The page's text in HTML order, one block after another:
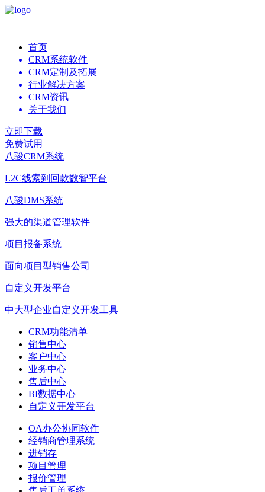
首页
CRM系统软件
CRM定制及拓展
行业解决方案
CRM资讯
关于我们
立即下载
免费试用
八骏CRM系统
L2C线索到回款数智平台
八骏DMS系统
强大的渠道管理软件
项目报备系统
面向项目型销售公司
自定义开发平台
中大型企业自定义开发工具
CRM功能清单
销售中心
客户中心
业务中心
售后中心
BI数据中心
自定义开发平台
OA办公协同软件
经销商管理系统
进销存
项目管理
报价管理